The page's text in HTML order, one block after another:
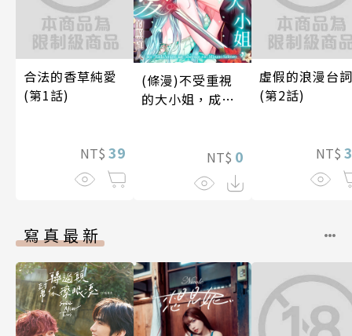
合法的香草純愛
(第1話)
NT$ 39
(條漫)不受重視
的大小姐，成了
NT$ 0
虛假的浪漫台詞
(第2話)
NT$
寫真最新